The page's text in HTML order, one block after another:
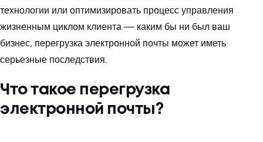
технологии или оптимизировать процесс управления
жизненным циклом клиента — каким бы ни был ваш
бизнес, перегрузка электронной почты может иметь
серьезные последствия.
Что такое перегрузка
электронной почты?